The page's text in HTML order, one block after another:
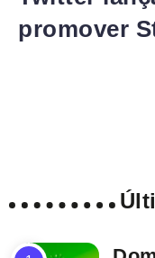
promover